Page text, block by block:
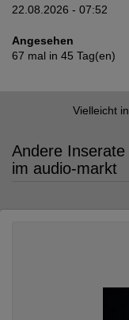
22.08.2026 - 07:52
Angesehen
67 mal in 45 Tag(en)
Vielleicht
Andere
im audio-markt